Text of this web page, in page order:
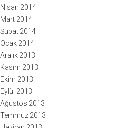
Nisan 2014
Mart 2014
Şubat 2014
Ocak 2014
Aralık 2013
Kasım 2013
Ekim 2013
Eylül 2013
Ağustos 2013
Temmuz 2013